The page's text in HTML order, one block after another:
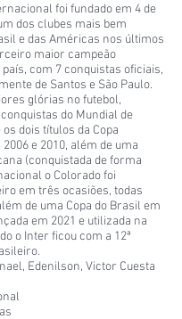
foi fundado em 4 de
dos clubes mais bem
e das Américas nos últimos
maior campeão
com 7 conquistas oficiais,
de Santos e São Paulo.
glórias no futebol,
do Mundial de
os dois títulos da Copa
e 2010, além de uma
(conquistada de forma
o Colorado foi
em três ocasiões, todas
de uma Copa do Brasil em
em 2021 e utilizada na
o Inter ficou com a 12ª
Edenilson, Victor Cuesta